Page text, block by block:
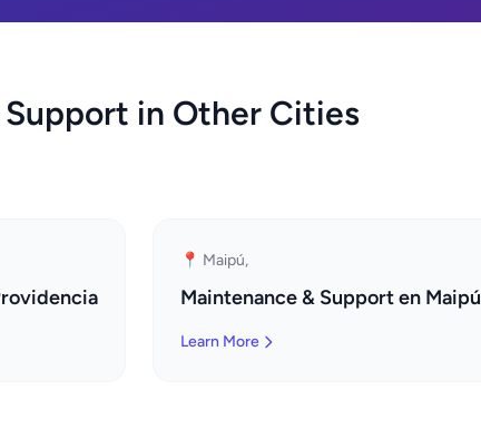
in Other Cities
📍 Maipú,
Maintenance & Support en Maipú
Learn More